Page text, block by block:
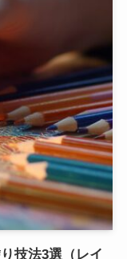
技法3選（レイ